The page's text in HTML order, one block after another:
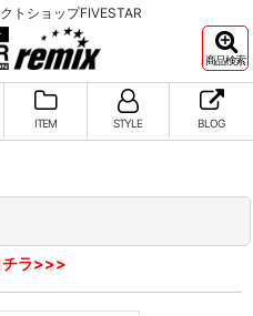
トショップFIVESTAR
商品検索
ITEM STYLE BLOG
チラ>>>